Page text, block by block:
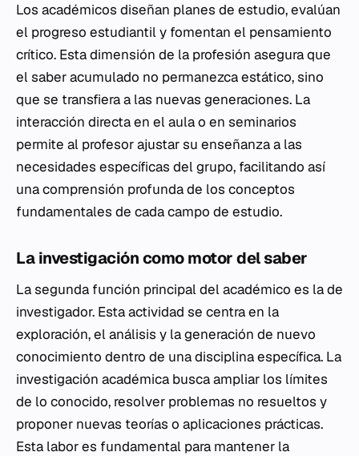
Los académicos diseñan planes de estudio, evalúan
el progreso estudiantil y fomentan el pensamiento
crítico. Esta dimensión de la profesión asegura que
el saber acumulado no permanezca estático, sino
que se transfiera a las nuevas generaciones. La
interacción directa en el aula o en seminarios
permite al profesor ajustar su enseñanza a las
necesidades específicas del grupo, facilitando así
una comprensión profunda de los conceptos
fundamentales de cada campo de estudio.
La investigación como motor del saber
La segunda función principal del académico es la de
investigador. Esta actividad se centra en la
exploración, el análisis y la generación de nuevo
conocimiento dentro de una disciplina específica. La
investigación académica busca ampliar los límites
de lo conocido, resolver problemas no resueltos y
proponer nuevas teorías o aplicaciones prácticas.
Esta labor es fundamental para mantener la